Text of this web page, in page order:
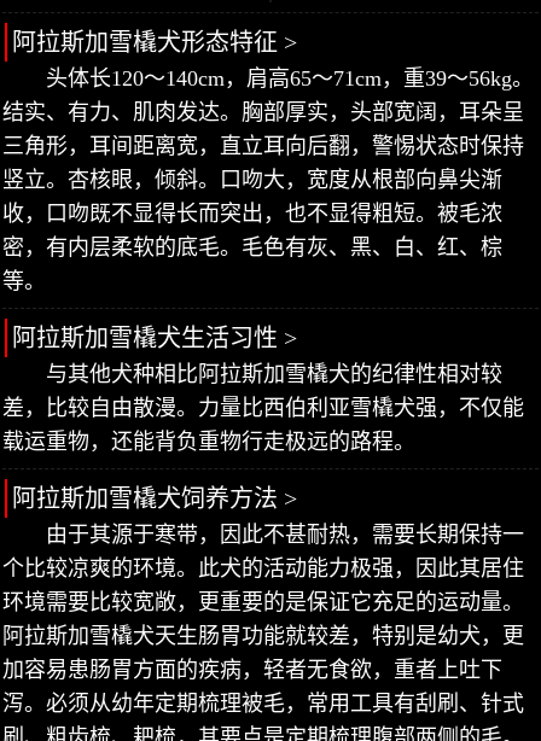
阿拉斯加雪橇犬形态特征 >
头体长120～140cm，肩高65～71cm，重39～56kg。
结实、有力、肌肉发达。胸部厚实，头部宽阔，耳朵呈
三角形，耳间距离宽，直立耳向后翻，警惕状态时保持
竖立。杏核眼，倾斜。口吻大，宽度从根部向鼻尖渐
收，口吻既不显得长而突出，也不显得粗短。被毛浓
密，有内层柔软的底毛。毛色有灰、黑、白、红、棕
等。
阿拉斯加雪橇犬生活习性 >
与其他犬种相比阿拉斯加雪橇犬的纪律性相对较
差，比较自由散漫。力量比西伯利亚雪橇犬强，不仅能
载运重物，还能背负重物行走极远的路程。
阿拉斯加雪橇犬饲养方法 >
由于其源于寒带，因此不甚耐热，需要长期保持一
个比较凉爽的环境。此犬的活动能力极强，因此其居住
环境需要比较宽敞，更重要的是保证它充足的运动量。
阿拉斯加雪橇犬天生肠胃功能就较差，特别是幼犬，更
加容易患肠胃方面的疾病，轻者无食欲，重者上吐下
泻。必须从幼年定期梳理被毛，常用工具有刮刷、针式